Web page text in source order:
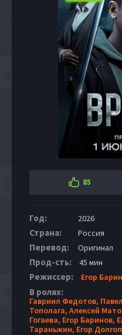
85
Год: 2026
Страна: Россия
Перевод: Оригинал
Прод-сть: 45 мин
Режиссер: Егор
В ролях:
Гавриил Федотов,
Тополага, Алексей
Гогаева, Егор Баринов,
Тараньжин, Егор